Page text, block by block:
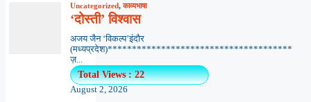
Uncategorized,काव्यभाषा
‘दोस्ती’ विश्वास
अजय जैन ‘विकल्प’इंदौर
(मध्यप्रदेश)**************************************
ज़...
Total Views : 22
August 2, 2026